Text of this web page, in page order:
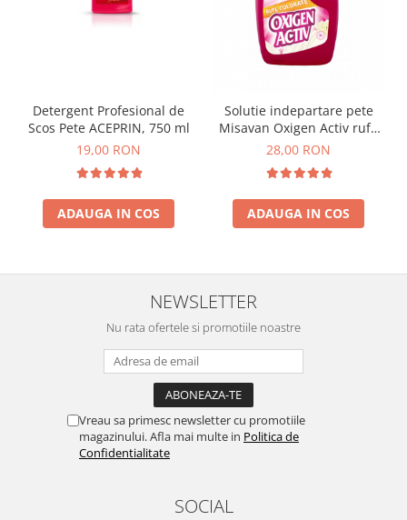
Detergent Profesional de
Scos Pete ACEPRIN, 750 ml
19,00 RON
ADAUGA IN COS
Solutie indepartare pete
Misavan Oxigen Activ rufe
colorate 2l
28,00 RON
ADAUGA IN COS
NEWSLETTER
Nu rata ofertele si promotiile noastre
Vreau sa primesc newsletter cu promotiile
magazinului. Afla mai multe in Politica de
Confidentialitate
SOCIAL